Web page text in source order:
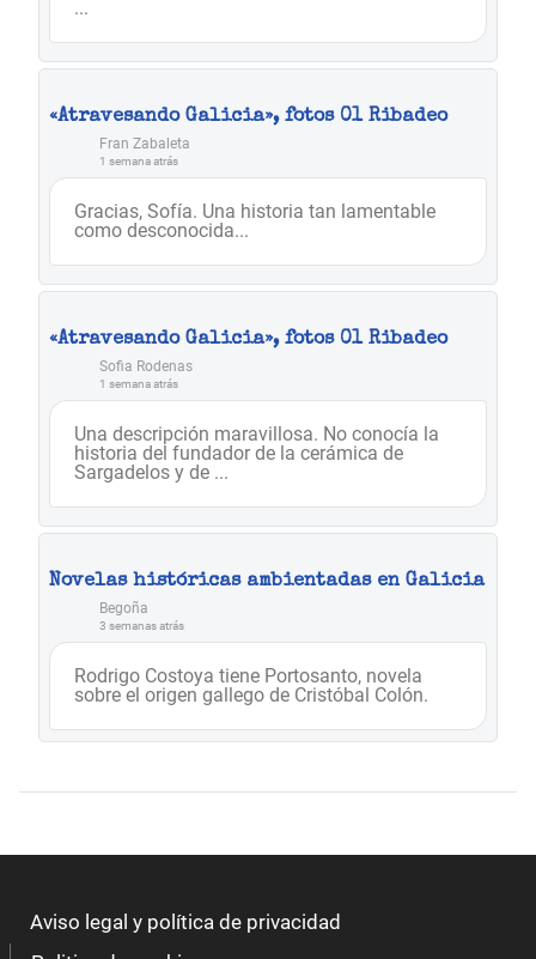
...
«Atravesando Galicia», fotos 01 Ribadeo
Fran Zabaleta
1 semana atrás
Gracias, Sofía. Una historia tan lamentable
como desconocida...
«Atravesando Galicia», fotos 01 Ribadeo
Sofia Rodenas
1 semana atrás
Una descripción maravillosa. No conocía la
historia del fundador de la cerámica de
Sargadelos y de ...
Novelas históricas ambientadas en Galicia
Begoña
3 semanas atrás
Rodrigo Costoya tiene Portosanto, novela
sobre el origen gallego de Cristóbal Colón.
Aviso legal y política de privacidad